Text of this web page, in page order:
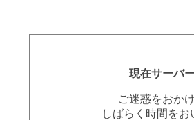
現在サーバ
ご迷惑をおか
しばらく時間を